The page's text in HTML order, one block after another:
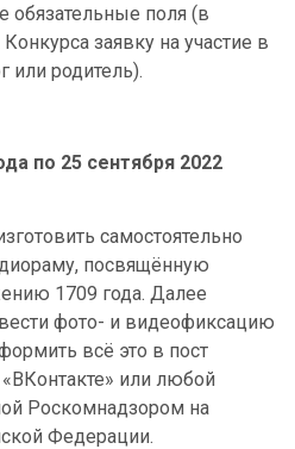
поля (в
заявку на участие в
или родитель).
по 25 сентября 2022
самостоятельно
посвящённую
1709 года. Далее
фото- и видеофиксацию
всё это в пост
или любой
Роскомнадзором на
Федерации.